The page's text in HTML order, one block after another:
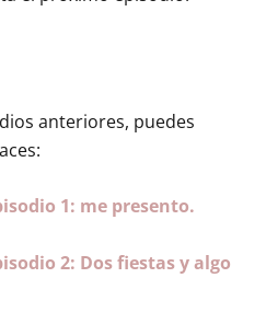
anteriores, puedes
1: me presento.
2: Dos fiestas y algo